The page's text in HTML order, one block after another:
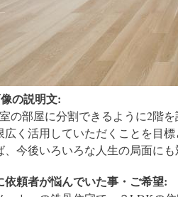
の説明文:
の部屋に分割できるように2階
広く活用していただくことを目
、今後いろいろな人生の局面にも
依頼者が悩んでいた事・ご希望: